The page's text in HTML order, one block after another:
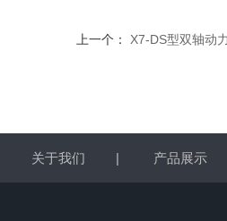
上一个： X7-DS型双轴动
关于我们 | 产品展示